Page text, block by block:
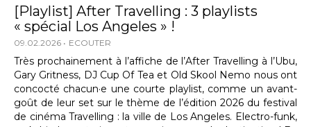
[Playlist] After Travelling : 3 playlists
« spécial Los Angeles » !
09.02.2026 ECOUTER
Très prochainement à l’affiche de l’After Travelling à l’Ubu,
Gary Gritness, DJ Cup Of Tea et Old Skool Nemo nous ont
concocté chacun·e une courte playlist, comme un avant-
goût de leur set sur le thème de l’édition 2026 du festival
de cinéma Travelling : la ville de Los Angeles. Electro-funk,